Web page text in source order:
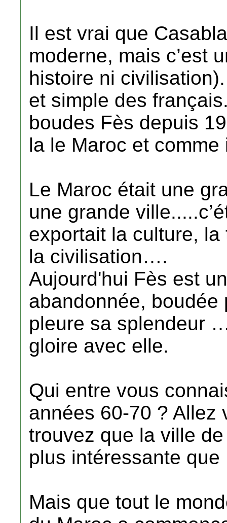
Il est vrai que
moderne, mais c’est
histoire ni
et simple des
boudes Fès depuis
la le Maroc et
Le Maroc était une
une grande
exportait la culture,
la civilisation….
Aujourd'hui Fès est
abandonnée,
pleure sa splendeur
gloire avec elle.
Qui entre vous
années 60-70 ? Allez
trouvez que la ville
plus intéressante que
Mais que tout le